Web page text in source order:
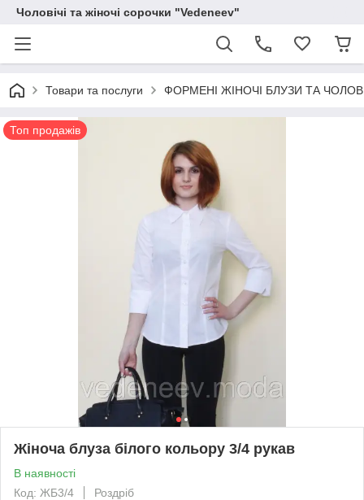
Чоловічі та жіночі сорочки "Vedeneev"
Товари та послуги ФОРМЕНІ ЖІНОЧІ БЛУЗИ ТА
Топ продажів
Жіноча блуза білого кольору 3/4 рукав
В наявності
Код: ЖБ3/4
Роздріб